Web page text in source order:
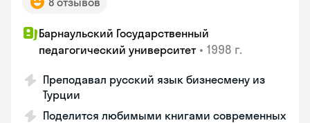
Барнаульский Государственный
педагогический университет • 1998 г.
Преподавал русский язык бизнесмену из
Турции
Поделится любимыми книгами современных